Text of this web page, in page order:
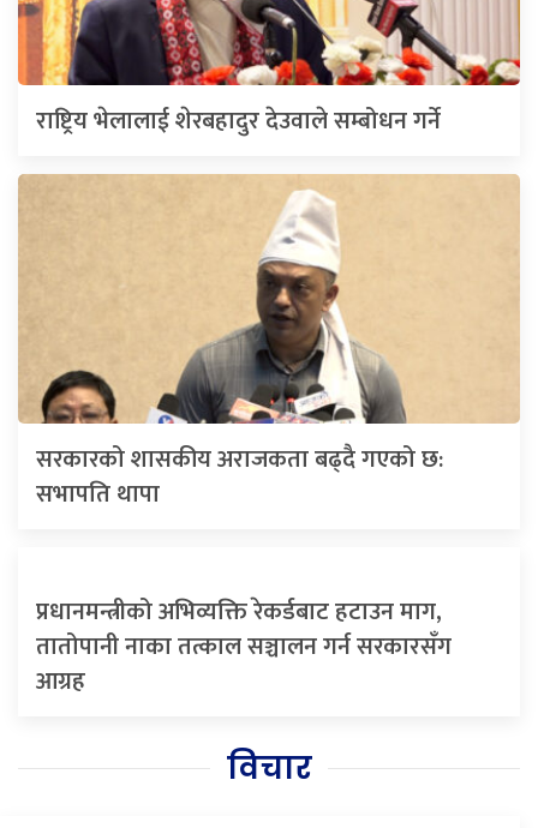
राष्ट्रिय भेलालाई शेरबहादुर देउवाले सम्बोधन गर्ने
सरकारको शासकीय अराजकता बढ्दै गएको छ:
सभापति थापा
प्रधानमन्त्रीको अभिव्यक्ति रेकर्डबाट हटाउन माग,
तातोपानी नाका तत्काल सञ्चालन गर्न सरकारसँग
आग्रह
विचार